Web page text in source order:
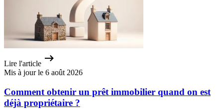
Lire l'article
Mis à jour le 6 août 2026
Comment obtenir un prêt immobilier quand on est
déjà propriétaire ?